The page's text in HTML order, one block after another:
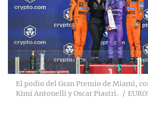
El podio del Gran Premio de Miami,
Kimi Antonelli y Oscar Piastri.